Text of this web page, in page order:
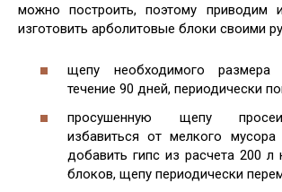
можно построить, поэтому приводим
изготовить арболитовые блоки своими
щепу необходимого
течение 90 дней, периодически
просушенную щепу
избавиться от мелкого
добавить гипс из расчета 200
блоков, щепу периодически